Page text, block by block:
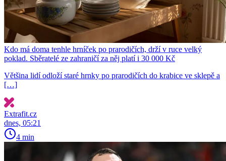
Kdo má doma tenhle hrníček po prarodičích, drží v ruce velký
poklad. Sběratelé ze zahraničí za něj platí i 30 000 Kč
Většina lidí odloží staré hrnky po prarodičích do krabice ve sklepě a
[…]
Extrafit.cz
dnes, 05:21
4 min